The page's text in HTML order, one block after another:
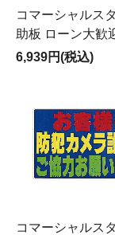
コマーシャルス
助板 ローン大歓
6,939円(税込)
コマーシャルス